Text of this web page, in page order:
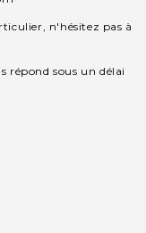
n'hésitez pas à
répond sous un délai